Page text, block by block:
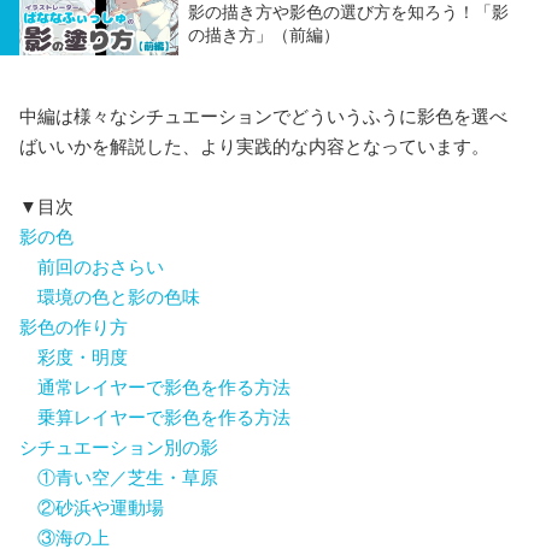
影の描き方や影色の選び方を知ろう！「影
の描き方」（前編）
中編は様々なシチュエーションでどういうふうに影色を選べ
ばいいかを解説した、より実践的な内容となっています。
▼目次
影の色
前回のおさらい
環境の色と影の色味
影色の作り方
彩度・明度
通常レイヤーで影色を作る方法
乗算レイヤーで影色を作る方法
シチュエーション別の影
①青い空／芝生・草原
②砂浜や運動場
③海の上